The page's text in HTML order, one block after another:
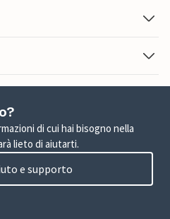
di cui hai bisogno nella
lieto di aiutarti.
e supporto